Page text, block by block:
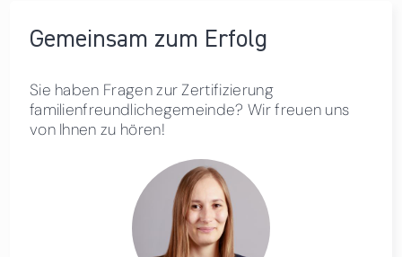
Gemeinsam zum Erfolg
Sie haben Fragen zur Zertifizierung
familienfreundlichegemeinde? Wir freuen uns
von Ihnen zu hören!